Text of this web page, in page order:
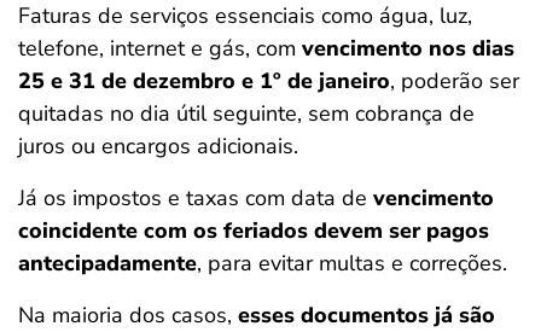
Faturas de serviços essenciais como água, luz,
telefone, internet e gás, com vencimento nos dias
25 e 31 de dezembro e 1º de janeiro, poderão ser
quitadas no dia útil seguinte, sem cobrança de
juros ou encargos adicionais.
Já os impostos e taxas com data de vencimento
coincidente com os feriados devem ser pagos
antecipadamente, para evitar multas e correções.
Na maioria dos casos, esses documentos já são